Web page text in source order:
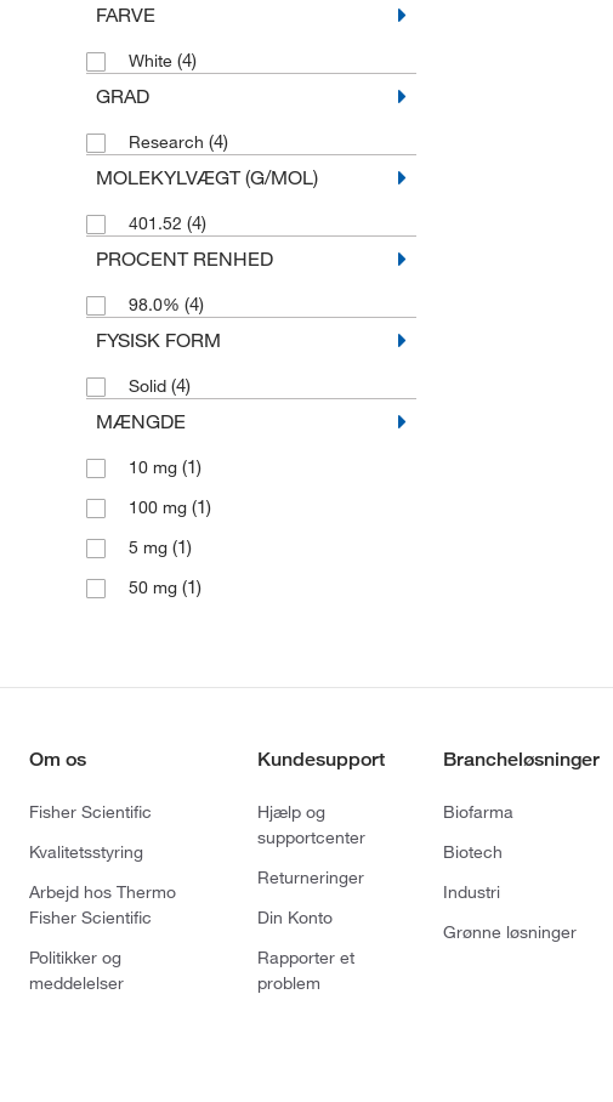
FARVE
White (4)
GRAD
Research (4)
MOLEKYLVÆGT (G/MOL)
401.52 (4)
PROCENT RENHED
98.0% (4)
FYSISK FORM
Solid (4)
MÆNGDE
10 mg (1)
100 mg (1)
5 mg (1)
50 mg (1)
Om os
Fisher Scientific
Kvalitetsstyring
Arbejd hos Thermo
Fisher Scientific
Politikker og
meddelelser
Kundesupport
Hjælp og
supportcenter
Returneringer
Din Konto
Rapporter et
problem
Brancheløsninger
Biofarma
Biotech
Industri
Grønne løsninger